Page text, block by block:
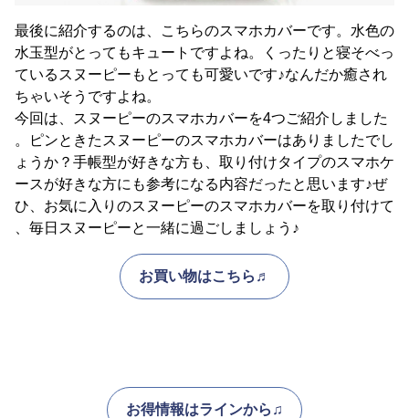
最後に紹介するのは、こちらのスマホカバーです。水色の
水玉型がとってもキュートですよね。くったりと寝そべっ
ているスヌーピーもとっても可愛いです♪なんだか癒され
ちゃいそうですよね。
今回は、スヌーピーのスマホカバーを4つご紹介しました
。ピンときたスヌーピーのスマホカバーはありましたでし
ょうか？手帳型が好きな方も、取り付けタイプのスマホケ
ースが好きな方にも参考になる内容だったと思います♪ぜ
ひ、お気に入りのスヌーピーのスマホカバーを取り付けて
、毎日スヌーピーと一緒に過ごしましょう♪
お買い物はこちら♬
お得情報はラインから♫